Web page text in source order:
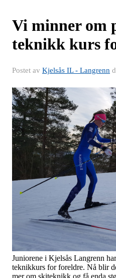
Vi minner om
teknikk kurs
Postet av Kjelsås IL - Langrenn
Juniorene i Kjelsås Langrenn
teknikkurs for foreldre. Nå blir
mer om skiteknikk og få enda